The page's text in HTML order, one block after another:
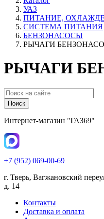
УАЗ
ПИТАНИЕ,
СИСТЕМА ПИТАНИЯ
БЕНЗОНАСОСЫ
РЫЧАГИ
РЫЧАГИ
Поиск
Интернет-магазин "ГАЗ69"
+7 (952) 069-00-69
г. Тверь, Вагжановский
д. 14
Контакты
Доставка и оплата